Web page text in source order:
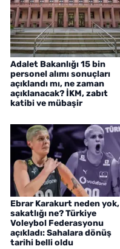
Adalet Bakanlığı 15 bin
personel alımı sonuçları
açıklandı mı, ne zaman
açıklanacak? İKM, zabıt
katibi ve mübaşir
Ebrar Karakurt neden yok,
sakatlığı ne? Türkiye
Voleybol Federasyonu
açıkladı: Sahalara dönüş
tarihi belli oldu